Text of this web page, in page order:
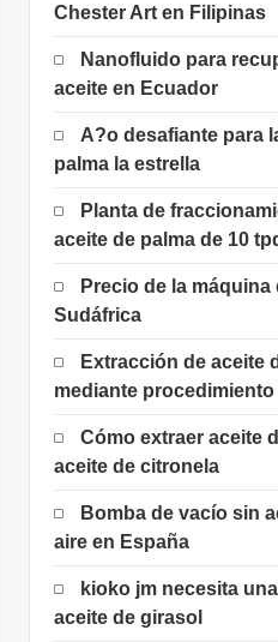
Chester Art en Filipinas
Nanofluido para
aceite en Ecuador
A?o desafiante para
palma la estrella
Planta de
aceite de palma de 10
Precio de la máquina
Sudáfrica
Extracción de aceite
mediante
Cómo extraer aceite
aceite de citronela
Bomba de vacío sin
aire en España
kioko jm necesita
aceite de girasol